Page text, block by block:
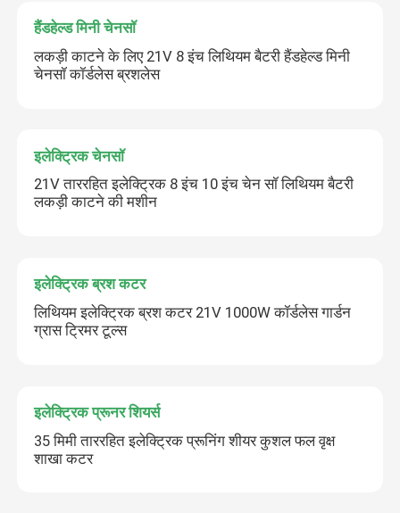
हैंडहेल्ड मिनी चेनसॉ
लकड़ी काटने के लिए 21V 8 इंच लिथियम बैटरी हैंडहेल्ड मिनी
चेनसॉ कॉर्डलेस ब्रशलेस
इलेक्ट्रिक चेनसॉ
21V ताररहित इलेक्ट्रिक 8 इंच 10 इंच चेन सॉ लिथियम बैटरी
लकड़ी काटने की मशीन
इलेक्ट्रिक ब्रश कटर
लिथियम इलेक्ट्रिक ब्रश कटर 21V 1000W कॉर्डलेस गार्डन
ग्रास ट्रिमर टूल्स
इलेक्ट्रिक प्रूनर शियर्स
35 मिमी ताररहित इलेक्ट्रिक प्रूनिंग शीयर कुशल फल वृक्ष
शाखा कटर